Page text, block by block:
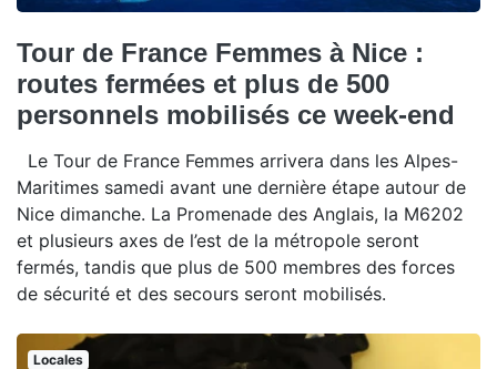
Tour de France Femmes à Nice :
routes fermées et plus de 500
personnels mobilisés ce week-end
Le Tour de France Femmes arrivera dans les Alpes-
Maritimes samedi avant une dernière étape autour de
Nice dimanche. La Promenade des Anglais, la M6202
et plusieurs axes de l’est de la métropole seront
fermés, tandis que plus de 500 membres des forces
de sécurité et des secours seront mobilisés.
Locales